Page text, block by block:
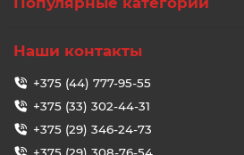
Наши контакты
+375 (44) 777-95-55
+375 (33) 302-44-31
+375 (29) 346-24-73